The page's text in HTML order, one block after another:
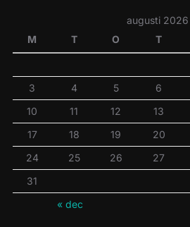
augusti 2026
M
T O T
3
4 5 6
10
11 12 13
17
18 19 20
24
25 26 27
31
« dec